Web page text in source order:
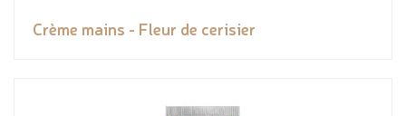
Crème mains - Fleur de cerisier